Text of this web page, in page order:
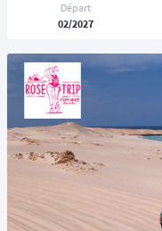
Départ
02/2027